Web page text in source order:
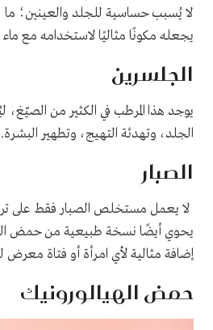
لا يُسبب حساسية للجلد والعينين؛ ما
يجعله مكونًا مثاليًا لاستخدامه مع
الجلسرين
يوجد هذا المرطب في الكثير من الصيّغ،
الجلد، وتهدئة التهيج، وتطهير البشرة.
الصبار
لا يعمل مستخلص الصبار فقط على
يحوي أيضًا نسخة طبيعية من حمض
إضافة مثالية لأي امرأة أو فتاة معرض
حمض الهيالورونيك